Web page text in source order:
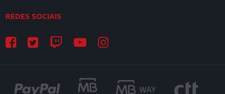
REDES SOCIAIS